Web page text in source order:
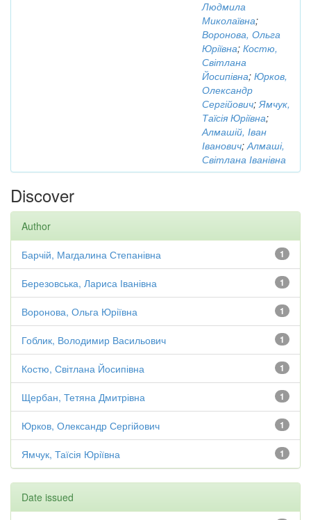
Людмила
Миколаївна;
Воронова, Ольга
Юріївна; Костю,
Світлана
Йосипівна; Юрков,
Олександр
Сергійович;Ямчук,
Таїсія Юріївна;
Алмашій, Іван
Іванович;Алмаші,
Світлана Іванівна
Discover
Author
1
Барчій, Магдалина Степанівна
1
Березовська, Лариса Іванівна
1
Воронова, Ольга Юріївна
1
Гоблик, Володимир Васильович
1
Костю, Світлана Йосипівна
1
Щербан, Тетяна Дмитрівна
1
Юрков, Олександр Сергійович
1
Ямчук, Таїсія Юріївна
Date issued